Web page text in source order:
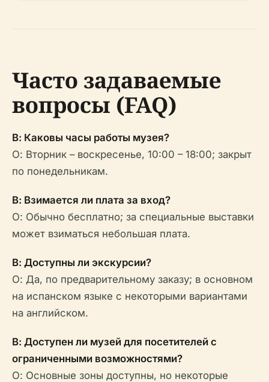
Часто задаваемые
вопросы (FAQ)
В: Каковы часы работы музея?
О: Вторник – воскресенье, 10:00 – 18:00; закрыт
по понедельникам.
В: Взимается ли плата за вход?
О: Обычно бесплатно; за специальные выставки
может взиматься небольшая плата.
В: Доступны ли экскурсии?
О: Да, по предварительному заказу; в основном
на испанском языке с некоторыми вариантами
на английском.
В: Доступен ли музей для посетителей с
ограниченными возможностями?
О: Основные зоны доступны, но некоторые